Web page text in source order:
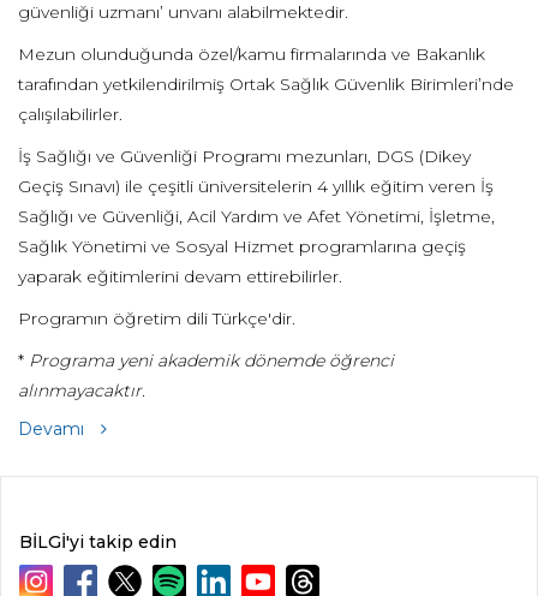
güvenliği uzmanı’ unvanı alabilmektedir.
Mezun olunduğunda özel/kamu firmalarında ve Bakanlık
tarafından yetkilendirilmiş Ortak Sağlık Güvenlik Birimleri’nde
çalışılabilirler.
İş Sağlığı ve Güvenliği Programı mezunları, DGS (Dikey
Geçiş Sınavı) ile çeşitli üniversitelerin 4 yıllık eğitim veren İş
Sağlığı ve Güvenliği, Acil Yardım ve Afet Yönetimi, İşletme,
Sağlık Yönetimi ve Sosyal Hizmet programlarına geçiş
yaparak eğitimlerini devam ettirebilirler.
Programın öğretim dili Türkçe'dir.
* Programa yeni akademik dönemde öğrenci
alınmayacaktır.
Devamı
BİLGİ'yi takip edin